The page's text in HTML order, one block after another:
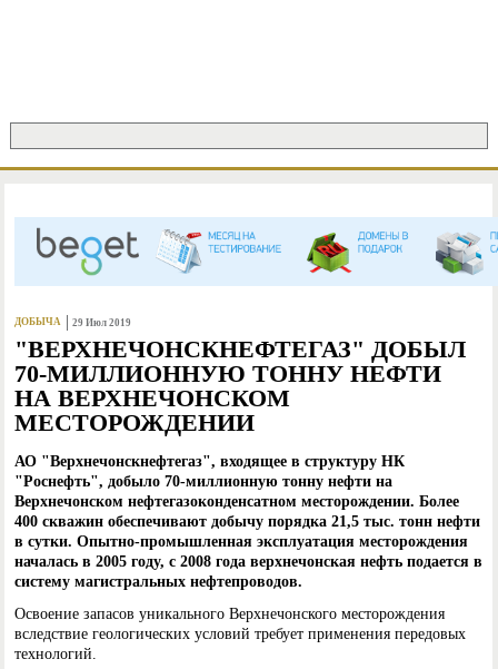
ФОРМА ПОИСКА
ДОБЫЧА 29 Июл 2019
"ВЕРХНЕЧОНСКНЕФТЕГАЗ" ДОБЫЛ
70-МИЛЛИОННУЮ ТОННУ НЕФТИ
НА ВЕРХНЕЧОНСКОМ
МЕСТОРОЖДЕНИИ
АО "Верхнечонскнефтегаз", входящее в структуру НК
"Роснефть", добыло 70-миллионную тонну нефти на
Верхнечонском нефтегазоконденсатном месторождении. Более
400 скважин обеспечивают добычу порядка 21,5 тыс. тонн нефти
в сутки. Опытно-промышленная эксплуатация месторождения
началась в 2005 году, с 2008 года верхнечонская нефть подается в
систему магистральных нефтепроводов.
Освоение запасов уникального Верхнечонского месторождения
вследствие геологических условий требует применения передовых
технологий.